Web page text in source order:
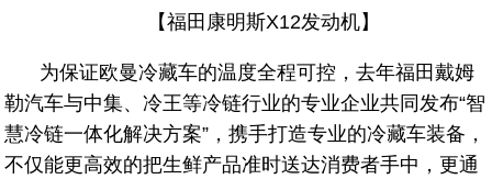
【福田康明斯X12发动机】
为保证欧曼冷藏车的温度全程可控，去年福田戴姆
勒汽车与中集、冷王等冷链行业的专业企业共同发布“智
慧冷链一体化解决方案”，携手打造专业的冷藏车装备，
不仅能更高效的把生鲜产品准时送达消费者手中，更通